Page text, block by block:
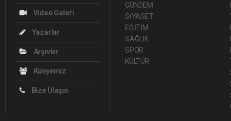
Video Galeri
Yazarlar
Arşivler
Künyemiz
Bize Ulaşın
GÜNDEM
SİYASET
EĞİTİM
SAĞLIK
SPOR
KÜLTÜR